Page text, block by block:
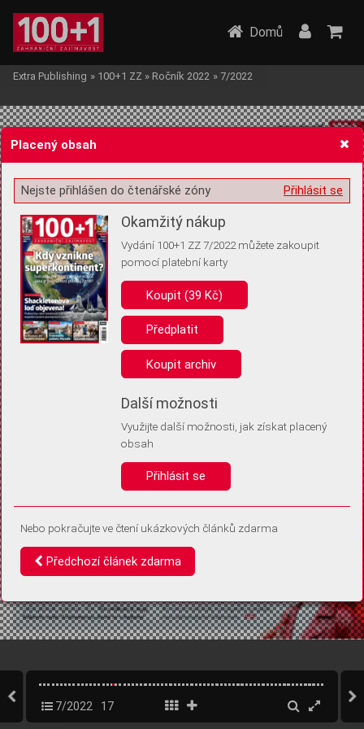
Žádost o souhlas s ukládáním volitelných informací
Pro základní fungování webu nepotřebujeme ukládat žádné informace
(tzv. cookies apod.). Rádi bychom vás ale požádali o souhlas s
uložením volitelných informací:
Anonymní unikátní ID
Díky němu příště poznáme, že se jedná o stejné zařízení, a
Identifikátor je zcela anonymní.
Vaše souhlasy a odmítnutí si ukládáme do vašeho zařízení, abychom se
vás už příště znovu neptali. Můžete je kdykoli později upravit ve Správě
Domů
Extra Publishing » 100+1 ZZ » Ročník 2022 » 7/2022
7/2022 17
Placený obsah
Přihlásit se
Nejste přihlášen do čtenářské zóny
Okamžitý nákup
Vydání 100+1 ZZ 7/2022 můžete zakoupit
pomocí platební karty
Koupit (39 Kč)
Předplatit
Koupit archiv
Další možnosti
Využijte další možnosti, jak získat placený
obsah
Přihlásit se
Nebo pokračujte ve čtení ukázkových článků zdarma
Předchozí článek zdarma